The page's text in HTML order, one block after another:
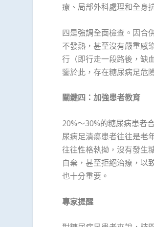
療、局部外科處理和全身
四是強調全面檢查。因合
不發熱，甚至沒有嚴重感
行（即行走一段路後，缺
鑒於此，存在糖尿病足危
關鍵四：加強患者教育
20%～30%的糖尿病患者
尿病足潰瘍患者往往是老
往往性格執拗，沒有發生
自棄，甚至拒絕治療，以
也十分重要。
專家提醒